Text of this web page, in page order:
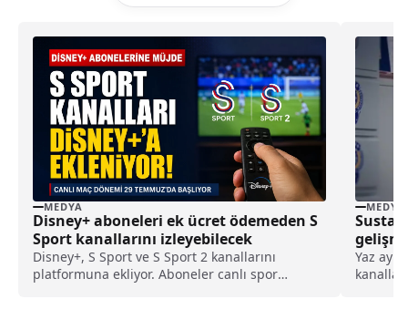
MEDYA
Disney+ aboneleri ek ücret ödemeden S
Sport kanallarını izleyebilecek
Disney+, S Sport ve S Sport 2 kanallarını
platformuna ekliyor. Aboneler canlı spor
MEDYA
Yaz